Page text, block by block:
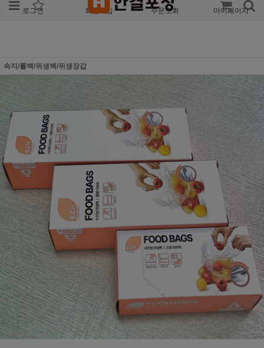
로그인 회원가입 주문조회 마이페이지
속지/롤백/위생백/위생장갑